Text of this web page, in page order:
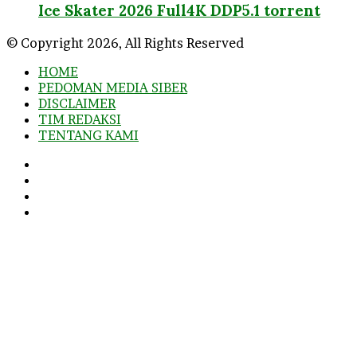
Ice Skater 2026 Full4K DDP5.1 torrent
© Copyright 2026, All Rights Reserved
HOME
PEDOMAN MEDIA SIBER
DISCLAIMER
TIM REDAKSI
TENTANG KAMI